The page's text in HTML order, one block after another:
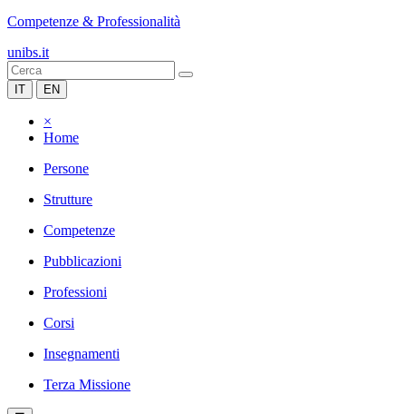
Competenze & Professionalità
unibs.it
IT EN
×
Home
Persone
Strutture
Competenze
Pubblicazioni
Professioni
Corsi
Insegnamenti
Terza Missione